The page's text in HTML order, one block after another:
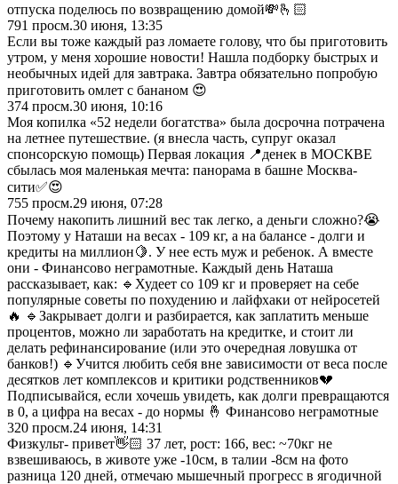
отпуска поделюсь по возвращению домой💸🫰🏻
791 просм.30 июня, 13:35
Если вы тоже каждый раз ломаете голову, что бы приготовить
утром, у меня хорошие новости! Нашла подборку быстрых и
необычных идей для завтрака. Завтра обязательно попробую
приготовить омлет с бананом 😍
374 просм.30 июня, 10:16
Моя копилка «52 недели богатства» была досрочна потрачена
на летнее путешествие. (я внесла часть, супруг оказал
спонсорскую помощь) Первая локация 📍денек в МОСКВЕ
сбылась моя маленькая мечта: панорама в башне Москва-
сити✅😍
755 просм.29 июня, 07:28
Почему накопить лишний вес так легко, а деньги сложно?😭
Поэтому у Наташи на весах - 109 кг, а на балансе - долги и
кредиты на миллион🍋. У нее есть муж и ребенок. А вместе
они - Финансово неграмотные. Каждый день Наташа
рассказывает, как: 🔹Худеет со 109 кг и проверяет на себе
популярные советы по похудению и лайфхаки от нейросетей
🔥 🔹Закрывает долги и разбирается, как заплатить меньше
процентов, можно ли заработать на кредитке, и стоит ли
делать рефинансирование (или это очередная ловушка от
банков!) 🔹Учится любить себя вне зависимости от веса после
десятков лет комплексов и критики родственников💔
Подписывайся, если хочешь увидеть, как долги превращаются
в 0, а цифра на весах - до нормы 🤞 Финансово неграмотные
320 просм.24 июня, 14:31
Физкульт- привет👋🏻 37 лет, рост: 166, вес: ~70кг не
взвешиваюсь, в животе уже -10см, в талии -8см на фото
разница 120 дней, отмечаю мышечный прогресс в ягодичной